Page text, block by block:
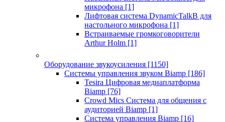
микрофона [1]
Лифтовая система DynamicTalkB для
настольного микрофона [1]
Встраиваемые громкоговорители
Arthur Holm [1]
Оборудование звукоусиления [1150]
Системы управления звуком Biamp [186]
Tesira Цифровая медиаплатформа
Biamp [76]
Crowd Mics Система для общения с
аудиторией Biamp [1]
Система управления Biamp [16]